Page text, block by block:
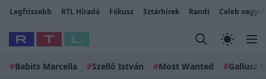
Legfrissebb RTL Híradó Fókusz Sztárhírek Randi Celeb
#Babits Marcella #Szellő István #Most Wanted #Gallusz